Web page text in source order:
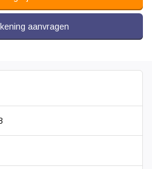
aanvragen